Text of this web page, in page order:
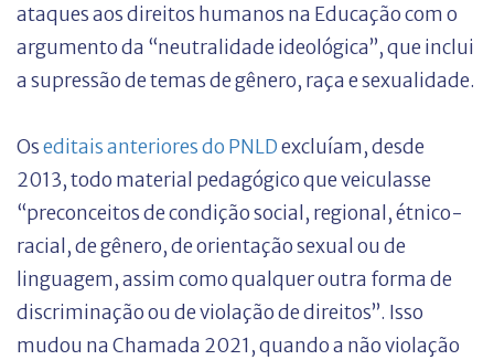
ataques aos direitos humanos na Educação com o
argumento da “neutralidade ideológica”, que inclui
a supressão de temas de gênero, raça e sexualidade.
Oseditais anteriores do PNLDexcluíam, desde
2013, todo material pedagógico que veiculasse
“preconceitos de condição social, regional, étnico-
racial, de gênero, de orientação sexual ou de
linguagem, assim como qualquer outra forma de
discriminação ou de violação de direitos”. Isso
mudou na Chamada 2021, quando a não violação